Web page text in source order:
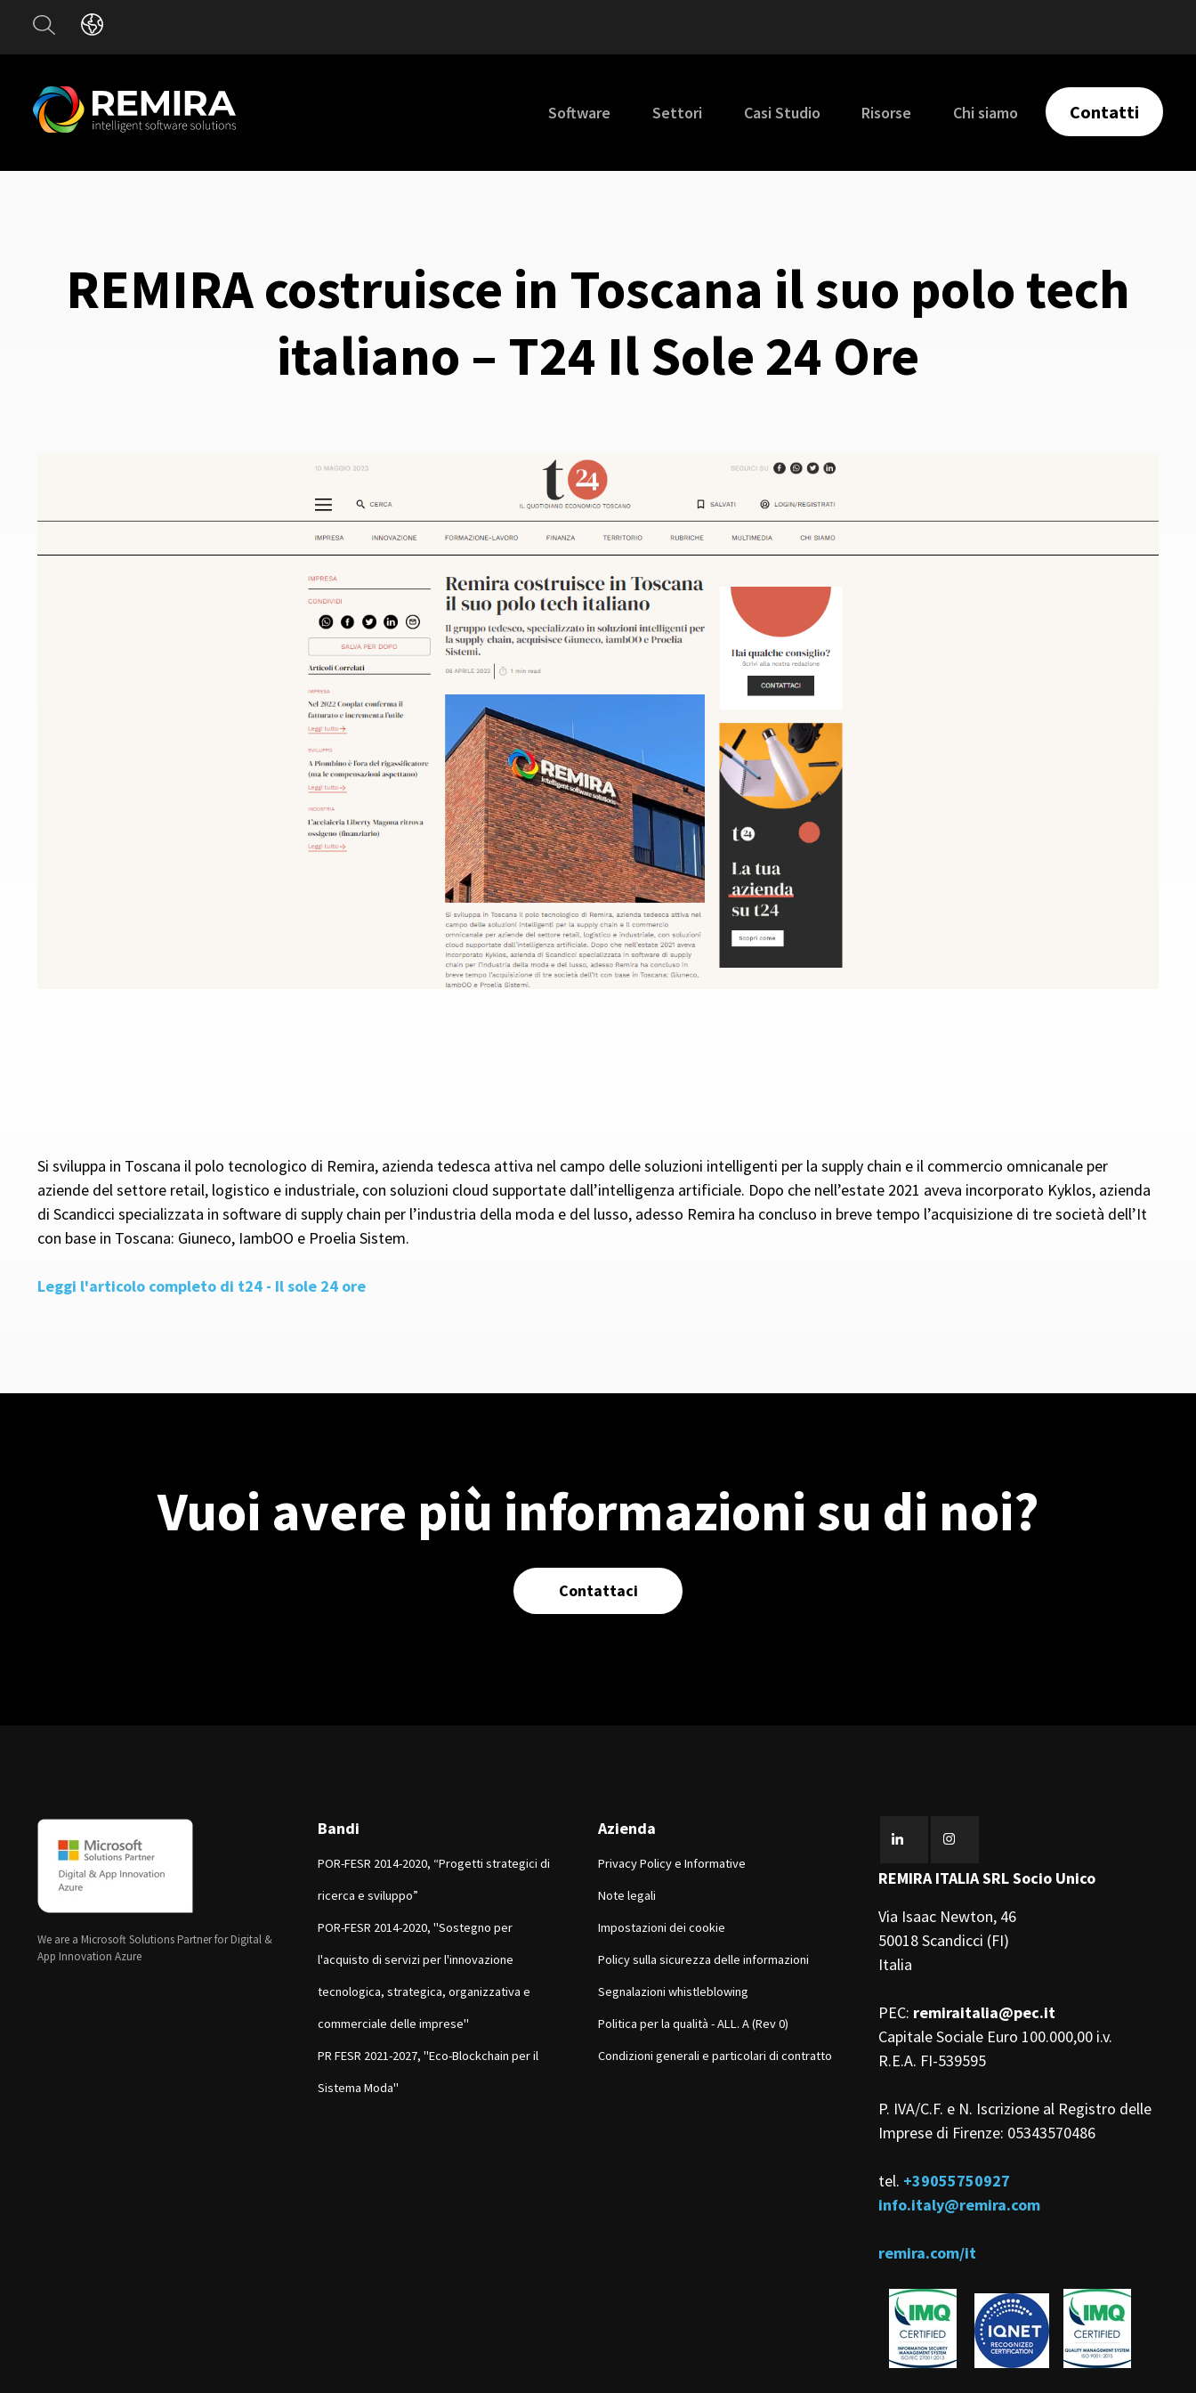
Software Settori Casi Studio Risorse Chi siamo Contatti
REMIRA costruisce in Toscana il suo polo tech
italiano – T24 Il Sole 24 Ore
Si sviluppa in Toscana il polo tecnologico di Remira, azienda tedesca attiva nel campo delle soluzioni intelligenti per la supply chain e il commercio omnicanale per
aziende del settore retail, logistico e industriale, con soluzioni cloud supportate dall’intelligenza artificiale. Dopo che nell’estate 2021 aveva incorporato Kyklos, azienda
di Scandicci specializzata in software di supply chain per l’industria della moda e del lusso, adesso Remira ha concluso in breve tempo l’acquisizione di tre società dell’It
con base in Toscana: Giuneco, IambOO e Proelia Sistem.
Leggi l'articolo completo di t24 - Il sole 24 ore
Vuoi avere più informazioni su di noi?
Contattaci
We are a Microsoft Solutions Partner for Digital &
App Innovation Azure
Bandi
POR-FESR 2014-2020, “Progetti strategici di
ricerca e sviluppo”
POR-FESR 2014-2020, "Sostegno per
l'acquisto di servizi per l'innovazione
tecnologica, strategica, organizzativa e
commerciale delle imprese"
PR FESR 2021-2027, "Eco-Blockchain per il
Sistema Moda"
Azienda
Privacy Policy e Informative
Note legali
Impostazioni dei cookie
Policy sulla sicurezza delle informazioni
Segnalazioni whistleblowing
Politica per la qualità - ALL. A (Rev 0)
Condizioni generali e particolari di contratto
REMIRA ITALIA SRL Socio Unico
Via Isaac Newton, 46
50018 Scandicci (FI)
Italia
PEC: remiraitalia@pec.it
Capitale Sociale Euro 100.000,00 i.v.
R.E.A. FI-539595
P. IVA/C.F. e N. Iscrizione al Registro delle
Imprese di Firenze: 05343570486
tel. +39055750927
info.italy@remira.com
remira.com/it